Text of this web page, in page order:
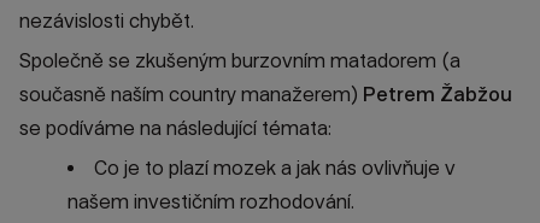
nezávislosti chybět.
Společně se zkušeným burzovním matadorem (a
současně naším country manažerem) Petrem Žabžou
se podíváme na následující témata:
Co je to plazí mozek a jak nás ovlivňuje v
našem investičním rozhodování.